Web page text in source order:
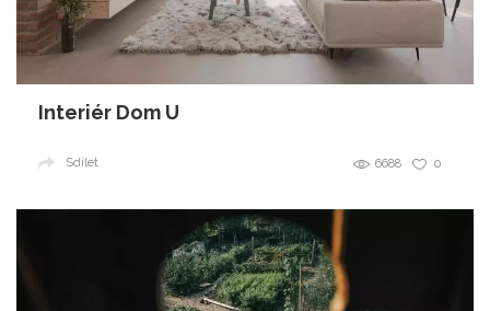
Interiér Dom U
0
6688
Sdílet